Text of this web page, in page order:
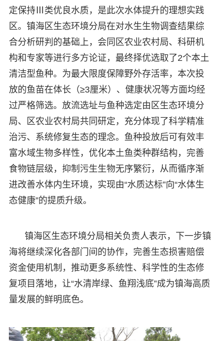
定保持Ⅲ类优良水质，是此次水体提升的理想实践
区。镇海区生态环境分局在对水生生物调查结果综
合分析研判的基础上，会同区农业农村局、科研机
构和专家等进行多方论证，最终择优选取了2个本土
清洁型鱼种。为最大限度保障野外存活率，本次投
放的鱼苗在体长（≥3厘米）、健康状况等方面均经
过严格筛选。放流选址与鱼种选定由区生态环境分
局、区农业农村局共同研定，充分体现了科学精准
治污、系统修复生态的理念。鱼种投放后可有效丰
富水域生物多样性，优化本土鱼类种群结构，完善
食物链层级，抑制污生生物无序繁衍，从而循序渐
进改善水体内生环境，实现由“水质达标”向“水体生
态健康”的提质升级。
镇海区生态环境分局相关负责人表示，下一步镇
海将继续深化各部门间的协作，完善生态损害赔偿
资金使用机制，推动更多系统性、科学性的生态修
复项目落地，让“水清岸绿、鱼翔浅底”成为镇海高质
量发展的鲜明底色。